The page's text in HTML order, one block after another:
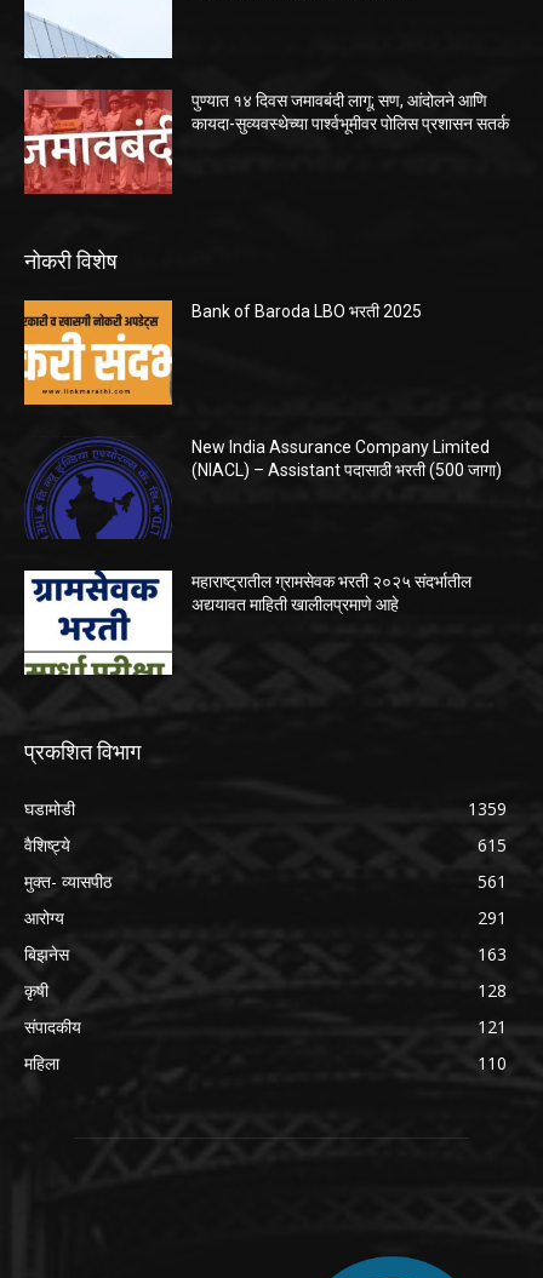
पुण्यात १४ दिवस जमावबंदी लागू; सण, आंदोलने आणि
कायदा-सुव्यवस्थेच्या पार्श्वभूमीवर पोलिस प्रशासन सतर्क
नोकरी विशेष
Bank of Baroda LBO भरती 2025
New India Assurance Company Limited
(NIACL) – Assistant पदासाठी भरती (500 जागा)
महाराष्ट्रातील ग्रामसेवक भरती २०२५ संदर्भातील
अद्ययावत माहिती खालीलप्रमाणे आहे
प्रकशित विभाग
घडामोडी
1359
वैशिष्ट्ये
615
मुक्त- व्यासपीठ
561
आरोग्य
291
बिझनेस
163
कृषी
128
संपादकीय
121
महिला
110